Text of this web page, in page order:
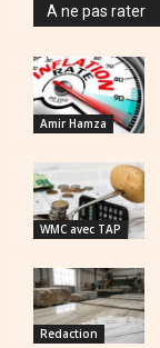
A ne pas rater
Amir Hamza
WMC avec TAP
Redaction